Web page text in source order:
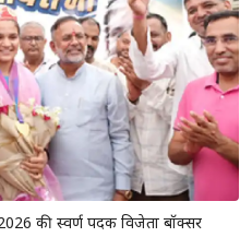
की स्वर्ण पदक विजेता बॉक्सर